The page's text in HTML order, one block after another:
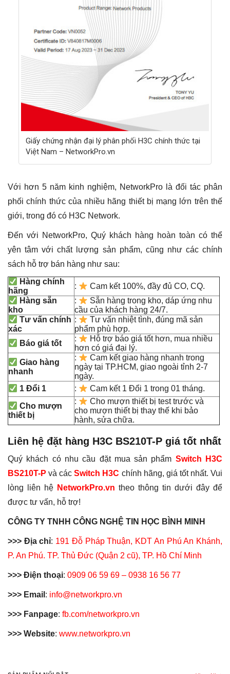
Giấy chứng nhận đại lý phân phối H3C chính thức tại
Việt Nam – NetworkPro.vn
Với hơn 5 năm kinh nghiệm, NetworkPro là đối tác phân
phối chính thức của nhiều hãng thiết bị mạng lớn trên thế
giới, trong đó có H3C Network.
Đến với NetworkPro, Quý khách hàng hoàn toàn có thể
yên tâm với chất lượng sản phẩm, cũng như các chính
sách hỗ trợ bán hàng như sau:
Hàng chính
hãng
:
Cam kết 100%, đầy đủ CO, CQ.
Hàng sẵn
kho
:
Sẵn hàng trong kho, dáp ứng nhu
cầu của khách hàng 24/7.
Tư vấn chính
xác
:
Tư vấn nhiệt tình, đúng mã sản
phẩm phù hợp.
Báo giá tốt
:
Hỗ trợ báo giá tốt hơn, mua nhiều
hơn có giá đại lý.
Giao hàng
nhanh
:
Cam kết giao hàng nhanh trong
ngày tại TP.HCM, giao ngoài tỉnh 2-7
ngày.
1 Đổi 1
:
Cam kết 1 Đổi 1 trong 01 tháng.
Cho mượn
thiết bị
:
Cho mượn thiết bị test trước và
cho mượn thiết bị thay thế khi bảo
hành, sửa chữa.
Liên hệ đặt hàng H3C BS210T-P giá tốt nhất
Quý khách có nhu cầu đặt mua sản phẩm Switch H3C
BS210T-P và cácSwitch H3C chính hãng, giá tốt nhất. Vui
lòng liên hệ NetworkPro.vn theo thông tin dưới đây để
được tư vấn, hỗ trợ!
CÔNG TY TNHH CÔNG NGHỆ TIN HỌC BÌNH MINH
>>> Địa chỉ: 191 Đỗ Pháp Thuận, KDT An Phú An Khánh,
P. An Phú. TP. Thủ Đức (Quận 2 cũ), TP. Hồ Chí Minh
>>> Điện thoại: 0909 06 59 69 – 0938 16 56 77
>>> Email : info@networkpro.vn
>>> Fanpage: fb.com/networkpro.vn
>>> Website: www.networkpro.vn
switch 8 port managed